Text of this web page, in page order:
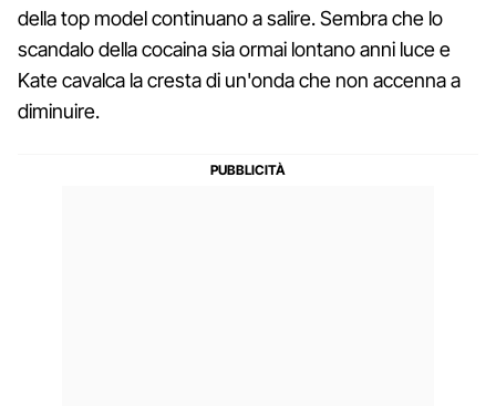
della top model continuano a salire. Sembra che lo
scandalo della cocaina sia ormai lontano anni luce e
Kate cavalca la cresta di un'onda che non accenna a
diminuire.